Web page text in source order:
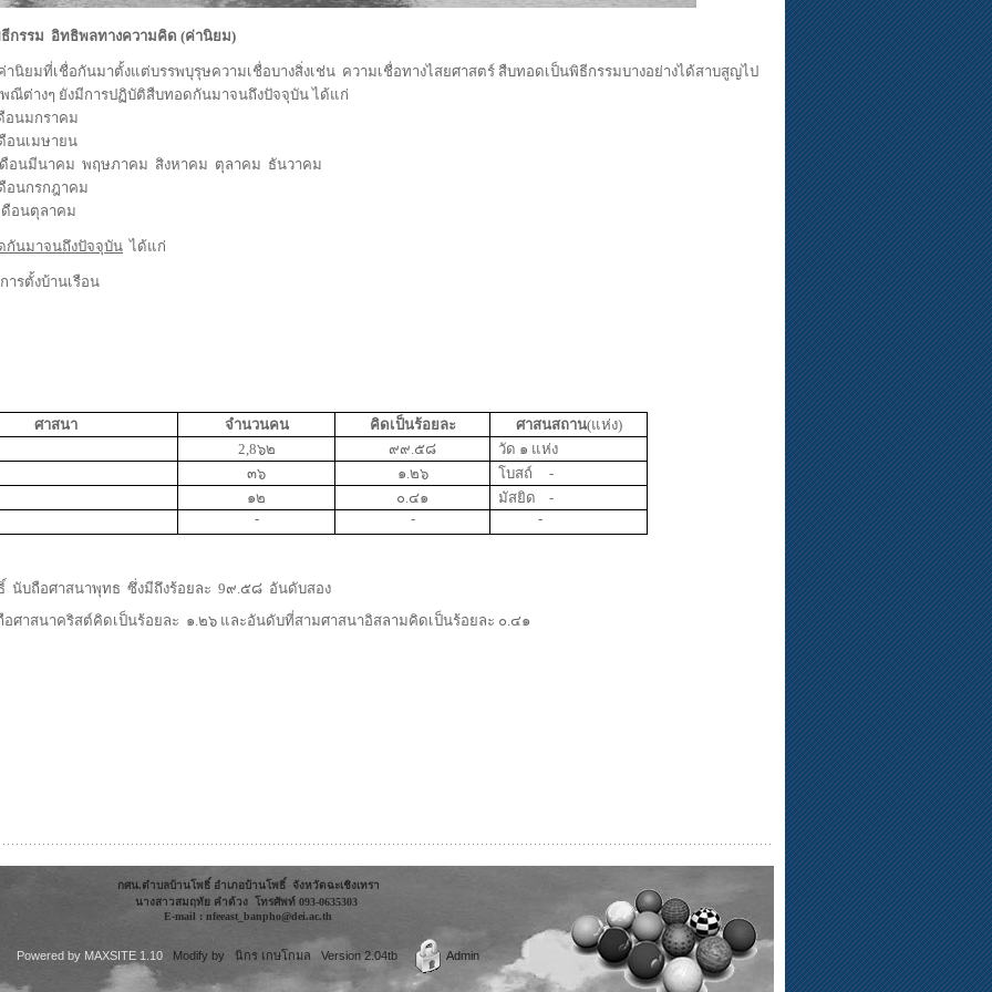
กรรม อิทธิพลทางความคิด (ค่านิยม)
านิยมที่เชื่อกันมาตั้งแต่บรรพบุรุษความเชื่อบางสิ่งเช่น ความเชื่อทางไสยศาสตร์ สืบทอดเป็นพิธีกรรมบางอย่างได้สาบสูญไป
พณีต่างๆ ยังมีการปฏิบัติสืบทอดกันมาจนถึงปัจจุบัน ได้แก่
อนมกราคม
อนเมษายน
อนมีนาคม พฤษภาคม สิงหาคม ตุลาคม ธันวาคม
อนกรกฎาคม
ดือนตุลาคม
นมาจนถึงปัจจุบัน ได้แก่
ารตั้งบ้านเรือน
ศาสนา จำนวนคน คิดเป็นร้อยละ ศาสนสถาน(แห่ง)
2,8๖๒ ๙๙.๕๘
วัด ๑ แห่ง
๓๖
๑.๒๖ โบสถ์-
๑๒
๐.๔๑ มัสยิด-
-
- -
นับถือศาสนาพุทธ ซึ่งมีถึงร้อยละ 9๙.๕๘ อันดับสอง
อศาสนาคริสต์คิดเป็นร้อยละ ๑.๒๖ และอันดับที่สามศาสนาอิสลามคิดเป็นร้อยละ ๐.๔๑
กศน.ตำบลบ้านโพธิ์ อำเภอบ้านโพธิ์ จังหวัดฉะเชิงเทรา
นางสาวสมฤทัย คำด้วง โทรศัพท์ 093-0635303
E-mail : nfeeast_banpho@dei.ac.th
Powered by MAXSITE 1.10 Modify by นิกร เกษโกมล Version 2.04tb Admin